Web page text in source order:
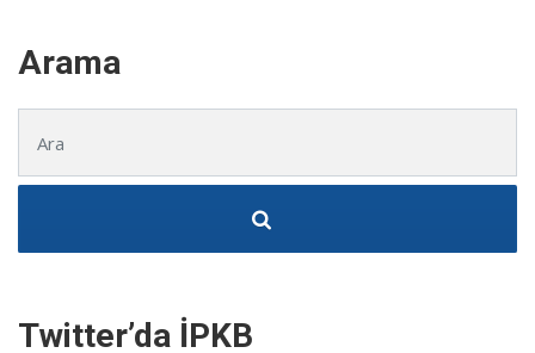
Arama
Twitter’da İPKB